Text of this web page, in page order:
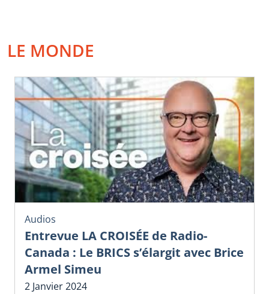
LE MONDE
Audios
Entrevue LA CROISÉE de Radio-
Canada : Le BRICS s’élargit avec Brice
Armel Simeu
2 Janvier 2024